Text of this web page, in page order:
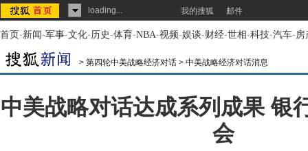
loading... 我的搜狐 邮件
首页-新闻-军事-文化-历史-体育-NBA-视频-娱谈-财经-世相-科技-汽车-房
> 第四轮中美战略经济对话 > 中美战略经济对话消息
中美战略对话达成系列成果 银
会